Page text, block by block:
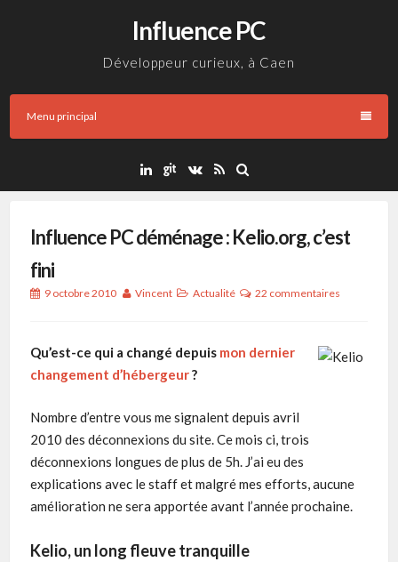
Influence PC
Développeur curieux, à Caen
Menu principal
Influence PC déménage : Kelio.org, c’est
fini
9 octobre 2010 Vincent Actualité 22 commentaires
Qu’est-ce qui a changé depuis mon dernier
changement d’hébergeur?
Nombre d’entre vous me signalent depuis avril
2010 des déconnexions du site. Ce mois ci, trois
déconnexions longues de plus de 5h. J’ai eu des
explications avec le staff et malgré mes efforts, aucune
amélioration ne sera apportée avant l’année prochaine.
Kelio, un long fleuve tranquille